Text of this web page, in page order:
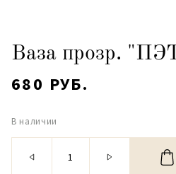
Ваза прозр.
680 РУБ.
В наличии